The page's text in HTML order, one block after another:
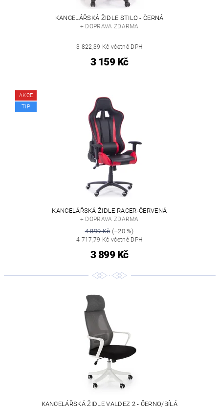
KANCELÁŘSKÁ ŽIDLE STILO - ČERNÁ
+ DOPRAVA ZDARMA
3 822,39 Kč včetně DPH
3 159 Kč
AKCE
TIP
KANCELÁŘSKÁ ŽIDLE RACER-ČERVENÁ
+ DOPRAVA ZDARMA
4 899 Kč(–20 %)
4 717,79 Kč včetně DPH
3 899 Kč
KANCELÁŘSKÁ ŽIDLE VALDEZ 2 - ČERNO/BÍLÁ